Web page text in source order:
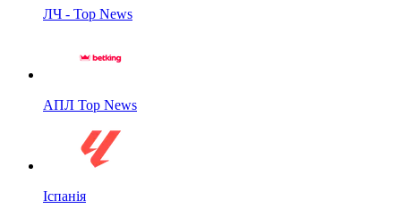
ЛЧ - Top News
АПЛ Top News
Іспанія